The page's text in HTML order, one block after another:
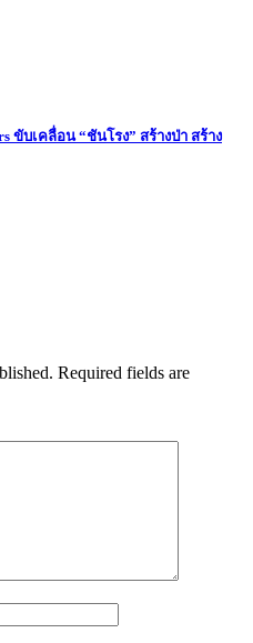
ขับเคลื่อน “ชันโรง” สร้างป่า สร้าง
Required fields are